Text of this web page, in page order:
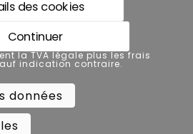
TVA légale plus les frais de
contraire.
de vente
des cookies
Continuer
la TVA légale plus les frais
indication contraire.
données